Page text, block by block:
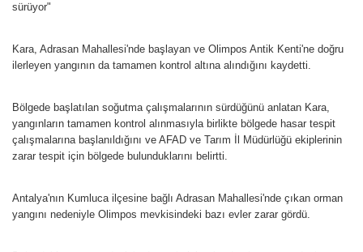
sürüyor"
Kara, Adrasan Mahallesi'nde başlayan ve Olimpos Antik Kenti'ne doğru
ilerleyen yangının da tamamen kontrol altına alındığını kaydetti.
Bölgede başlatılan soğutma çalışmalarının sürdüğünü anlatan Kara,
yangınların tamamen kontrol alınmasıyla birlikte bölgede hasar tespit
çalışmalarına başlanıldığını ve AFAD ve Tarım İl Müdürlüğü ekiplerinin
zarar tespit için bölgede bulunduklarını belirtti.
Antalya'nın Kumluca ilçesine bağlı Adrasan Mahallesi'nde çıkan orman
yangını nedeniyle Olimpos mevkisindeki bazı evler zarar gördü.